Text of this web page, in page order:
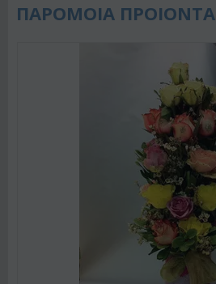
ΠΑΡΟΜΟΙΑ ΠΡΟΙΟΝΤΑ